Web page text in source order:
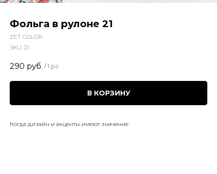
Фольга в рулоне 21
ZET COLOR
SKU: 21
290 руб. / 1 pc
В КОРЗИНУ
Когда дизайн и акценты имеют значение